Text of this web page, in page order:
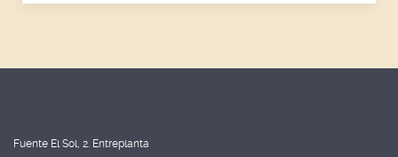
Fuente El Sol, 2. Entreplanta